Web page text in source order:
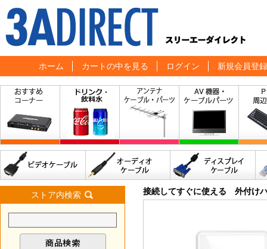
ホーム カートの中を見る ログイン 新規会員登録
ストア内検索 接続してすぐに使える 外付